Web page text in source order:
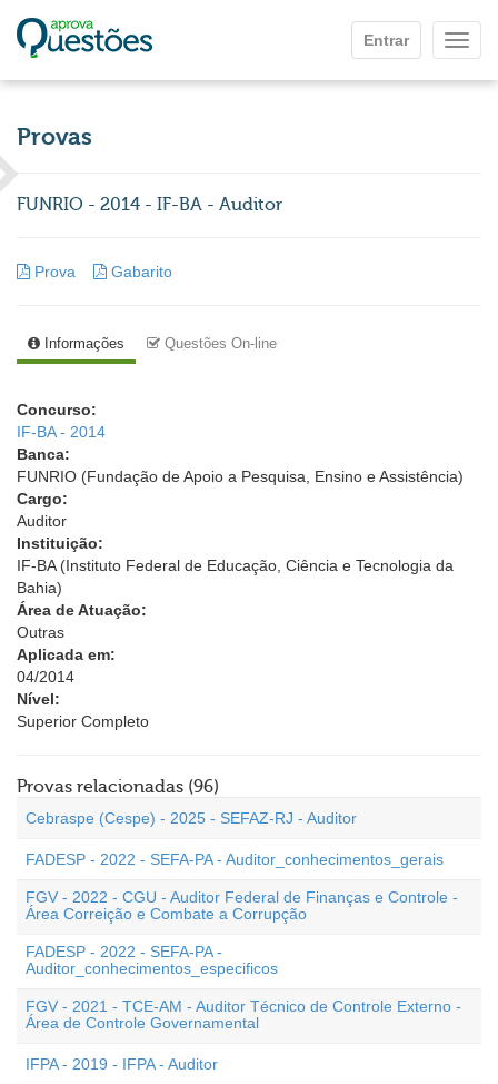
Entrar
Provas
FUNRIO - 2014 - IF-BA - Auditor
Prova Gabarito
Informações Questões On-line
Concurso:
IF-BA - 2014
Banca:
FUNRIO (Fundação de Apoio a Pesquisa, Ensino e Assistência)
Cargo:
Auditor
Instituição:
IF-BA (Instituto Federal de Educação, Ciência e Tecnologia da
Bahia)
Área de Atuação:
Outras
Aplicada em:
04/2014
Nível:
Superior Completo
Provas relacionadas (96)
Cebraspe (Cespe) - 2025 - SEFAZ-RJ - Auditor
FADESP - 2022 - SEFA-PA - Auditor_conhecimentos_gerais
FGV - 2022 - CGU - Auditor Federal de Finanças e Controle -
Área Correição e Combate a Corrupção
FADESP - 2022 - SEFA-PA -
Auditor_conhecimentos_especificos
FGV - 2021 - TCE-AM - Auditor Técnico de Controle Externo -
Área de Controle Governamental
IFPA - 2019 - IFPA - Auditor